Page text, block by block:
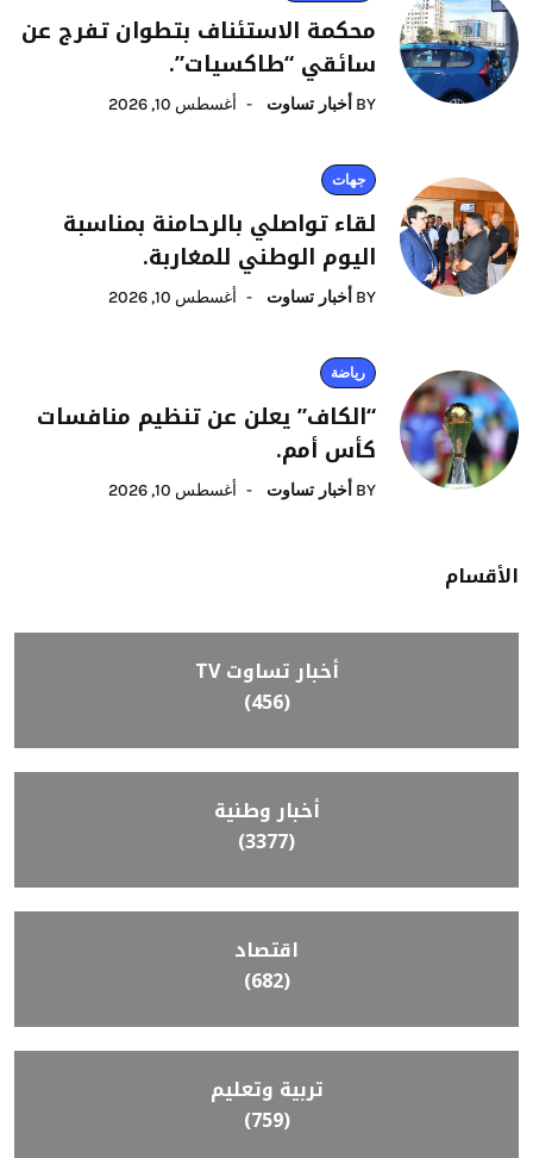
محكمة الاستئناف بتطوان تفرج عن
سائقي “طاكسيات”.
BY أخبار تساوت أغسطس 10, 2026
جهات
لقاء تواصلي بالرحامنة بمناسبة
اليوم الوطني للمغاربة.
BY أخبار تساوت أغسطس 10, 2026
رياضة
“الكاف” يعلن عن تنظيم منافسات
كأس أمم.
BY أخبار تساوت أغسطس 10, 2026
الأقسام
أخبار تساوت TV
(456)
أخبار وطنية
(3377)
اقتصاد
(682)
تربية وتعليم
(759)